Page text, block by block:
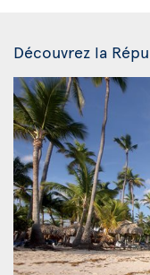
Découvrez la